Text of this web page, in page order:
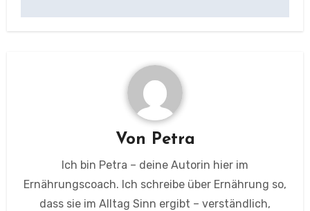
Von Petra
Ich bin Petra – deine Autorin hier im
Ernährungscoach. Ich schreibe über Ernährung so,
dass sie im Alltag Sinn ergibt – verständlich,